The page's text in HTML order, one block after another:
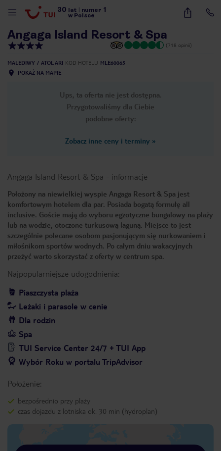
30 lat numer 1
w Polsce
23
Angaga Island Resort & Spa
(718 opinii)
MALEDIWY ATOL ARI KOD HOTELU MLE60065
POKAŻ NA MAPIE
Ups, ta oferta nie jest dostępna.
Przygotowaliśmy dla Ciebie
podobne oferty:
Zobacz inne ceny i terminy »
Angaga Island Resort & Spa - informacje
Położony na niewielkiej wyspie Angaga Resort & Spa jest
komfortowym hotelem dla par. Posiada bogatą formułę all
inclusive. Goście mają do wyboru egzotyczne bungalowy na plaży
lub na wodzie, otoczone turkusową laguną. Miejsce to jest
szczególnie polecane osobom pasjonującym się nurkowaniem i
miłośnikom sportów wodnych. Po całym dniu wakacyjnych
przeżyć warto skorzystać z oferty w centrum spa.
Najpopularniejsze udogodnienia:
Piaszczysta plaża
Leżaki i parasole w cenie
Dla rodzin
Spa
TUI Service Center 24/7 + TUI App
Wybór Roku w portalu TripAdvisor
Położenie:
bezpośrednio przy plaży
czas dojazdu z lotniska ok. 30 min (hydroplan)